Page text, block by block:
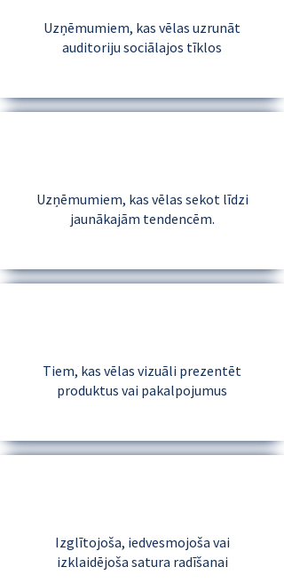
Uzņēmumiem, kas vēlas uzrunāt
auditoriju sociālajos tīklos
Uzņēmumiem, kas vēlas sekot līdzi
jaunākajām tendencēm.
Tiem, kas vēlas vizuāli prezentēt
produktus vai pakalpojumus
Izglītojoša, iedvesmojoša vai
izklaidējoša satura radīšanai